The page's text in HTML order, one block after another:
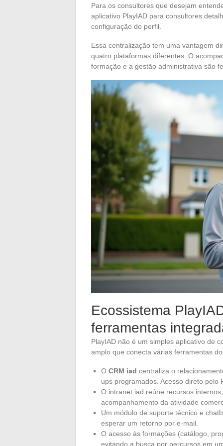
Para os consultores que desejam
aplicativo PlayIAD para consultores
configuração do perfil.
Essa centralização tem uma vantagem
quatro plataformas diferentes. O
formação e a gestão administrativa são
Ecossistema
ferramentas
PlayIAD não é um simples aplicativo de
amplo que conecta várias ferramentas
O CRM iad centraliza o
ups programados. Acesso direto pelo
O intranet iad reúne recursos
acompanhamento da atividade
Um módulo de suporte técnico e
esperar um retorno por e-mail.
O acesso às formações (catálogo,
evitando a busca por percursos em